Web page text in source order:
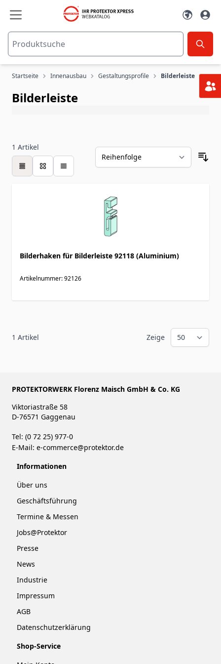
Zum Inhalt springen
Startseite Innenausbau Gestaltungsprofile Bilderleiste
Bilderleiste
1 Artikel
Tabelle
Bilderhaken für Bilderleiste 92118 (Aluminium)
Artikelnummer: 92126
1 Artikel Zeige
PROTEKTORWERK Florenz Maisch GmbH & Co. KG
Viktoriastraße 58
D-76571 Gaggenau
Tel: (0 72 25) 977-0
E-Mail: e-commerce@protektor.de
Informationen
Über uns
Geschäftsführung
Termine & Messen
Jobs@Protektor
Presse
News
Industrie
Impressum
AGB
Datenschutzerklärung
Shop-Service